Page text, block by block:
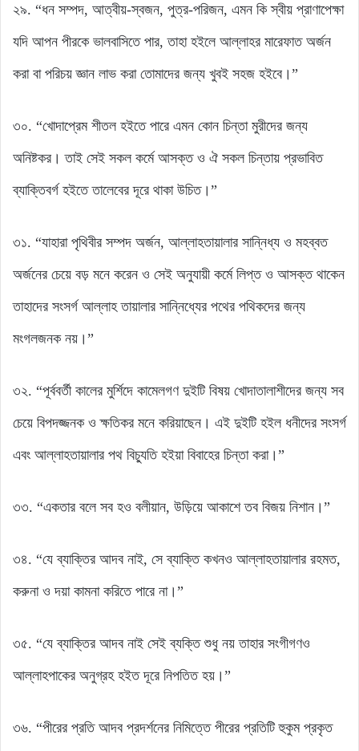
২৯. “ধন সম্পদ, আত্বীয়-স্বজন, পুত্র-পরিজন, এমন কি স্বীয় প্রাণাপেক্ষা
যদি আপন পীরকে ভালবাসিতে পার, তাহা হইলে আল্লাহর মারেফাত অর্জন
করা বা পরিচয় জ্ঞান লাভ করা তোমাদের জন্য খুবই সহজ হইবে।”
৩০. “খোদাপ্রেম শীতল হইতে পারে এমন কোন চিন্তা মুরীদের জন্য
অনিষ্টকর। তাই সেই সকল কর্মে আসক্ত ও ঐ সকল চিন্তায় প্রভাবিত
ব্যাক্তিবর্গ হইতে তালেবের দূরে থাকা উচিত।”
৩১. “যাহারা পৃথিবীর সম্পদ অর্জন, আল্লাহতায়ালার সান্নিধ্য ও মহব্বত
অর্জনের চেয়ে বড় মনে করেন ও সেই অনুযায়ী কর্মে লিপ্ত ও আসক্ত থাকেন
তাহাদের সংসর্গ আল্লাহ তায়ালার সান্নিধ্যের পথের পথিকদের জন্য
মংগলজনক নয়।”
৩২. “পূর্ববর্তী কালের মুর্শিদে কামেলগণ দুইটি বিষয় খোদাতালাশীদের জন্য সব
চেয়ে বিপদজ্জনক ও ক্ষতিকর মনে করিয়াছেন। এই দুইটি হইল ধনীদের সংসর্গ
এবং আল্লাহতায়ালার পথ বিচ্যুতি হইয়া বিবাহের চিন্তা করা।”
৩৩. “একতার বলে সব হও বলীয়ান, উড়িয়ে আকাশে তব বিজয় নিশান।”
৩৪. “যে ব্যাক্তির আদব নাই, সে ব্যাক্তি কখনও আল্লাহতায়ালার রহমত,
করুনা ও দয়া কামনা করিতে পারে না।”
৩৫. “যে ব্যাক্তির আদব নাই সেই ব্যক্তি শুধু নয় তাহার সংগীগণও
আল্লাহপাকের অনুগ্রহ হইত দূরে নিপতিত হয়।”
৩৬. “পীরের প্রতি আদব প্রদর্শনের নিমিত্তে পীরের প্রতিটি হুকুম প্রকৃত